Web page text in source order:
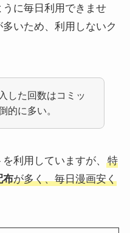
に毎日利用できませ
いため、利用しないク
した回数はコミッ
的に多い。
利用していますが、
特
布が多く、毎日漫画安く